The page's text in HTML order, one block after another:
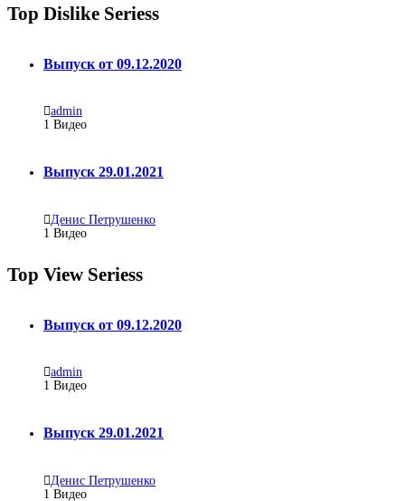
Top Dislike Seriess
Выпуск от 09.12.2020
admin
1 Видео
Выпуск 29.01.2021
Денис Петрушенко
1 Видео
Top View Seriess
Выпуск от 09.12.2020
admin
1 Видео
Выпуск 29.01.2021
Денис Петрушенко
1 Видео